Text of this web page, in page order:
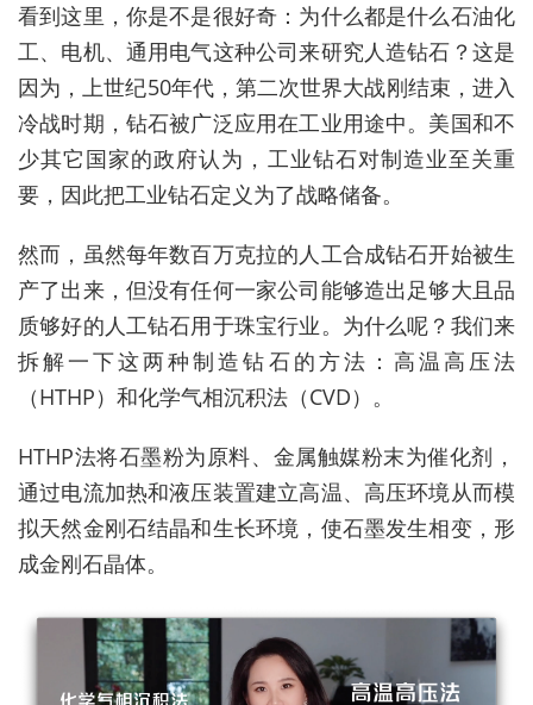
看到这里，你是不是很好奇：为什么都是什么石油化
工、电机、通用电气这种公司来研究人造钻石？这是
因为，上世纪50年代，第二次世界大战刚结束，进入
冷战时期，钻石被广泛应用在工业用途中。美国和不
少其它国家的政府认为，工业钻石对制造业至关重
要，因此把工业钻石定义为了战略储备。
然而，虽然每年数百万克拉的人工合成钻石开始被生
产了出来，但没有任何一家公司能够造出足够大且品
质够好的人工钻石用于珠宝行业。为什么呢？我们来
拆解一下这两种制造钻石的方法：高温高压法
（HTHP）和化学气相沉积法（CVD）。
HTHP法将石墨粉为原料、金属触媒粉末为催化剂，
通过电流加热和液压装置建立高温、高压环境从而模
拟天然金刚石结晶和生长环境，使石墨发生相变，形
成金刚石晶体。